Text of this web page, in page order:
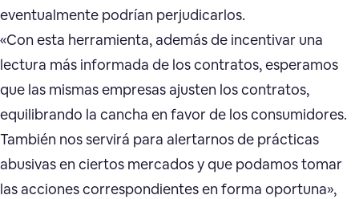
eventualmente podrían perjudicarlos.
«Con esta herramienta, además de incentivar una
lectura más informada de los contratos, esperamos
que las mismas empresas ajusten los contratos,
equilibrando la cancha en favor de los consumidores.
También nos servirá para alertarnos de prácticas
abusivas en ciertos mercados y que podamos tomar
las acciones correspondientes en forma oportuna»,